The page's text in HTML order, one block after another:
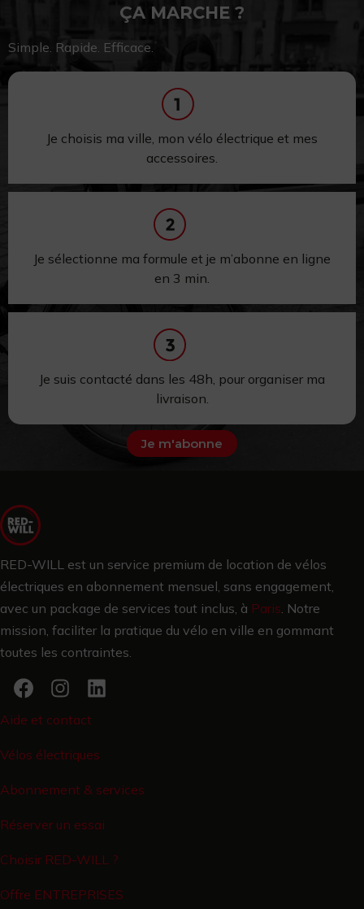
ÇA MARCHE ?
Simple. Rapide. Efficace.
Je choisis ma ville, mon vélo électrique et mes
accessoires.
Je sélectionne ma formule et je m’abonne en ligne
en 3 min.
Je suis contacté dans les 48h, pour organiser ma
livraison.
Je m'abonne
RED-WILL est un service premium de location de vélos
électriques en abonnement mensuel, sans engagement,
avec un package de services tout inclus, à Paris. Notre
mission, faciliter la pratique du vélo en ville en gommant
toutes les contraintes.
Aide et contact
Vélos électriques
Abonnement & services
Réserver un essai
Choisir RED-WILL ?
Offre ENTREPRISES